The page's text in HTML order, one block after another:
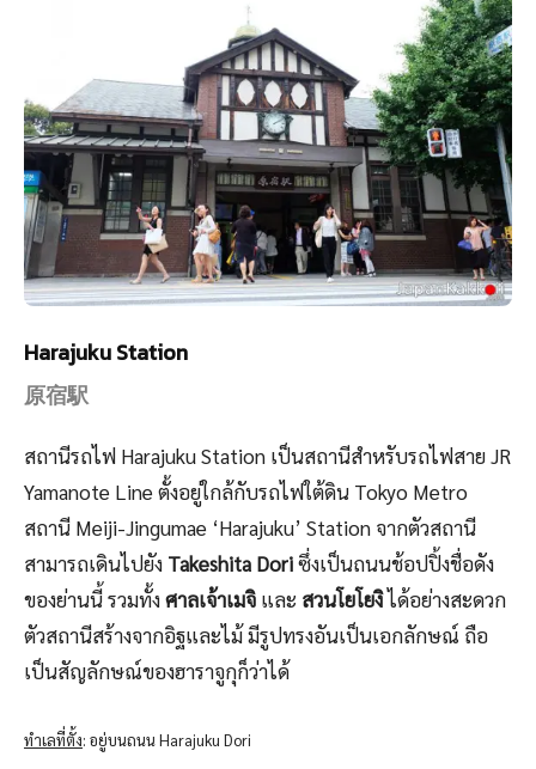
Harajuku Station
原宿駅
สถานีรถไฟ Harajuku Station เป็นสถานีสำหรับรถไฟสาย JR
Yamanote Line ตั้งอยู่ใกล้กับรถไฟใต้ดิน Tokyo Metro
สถานี Meiji-Jingumae ‘Harajuku’ Station จากตัวสถานี
สามารถเดินไปยัง Takeshita Doriซึ่งเป็นถนนช้อปปิ้งชื่อดัง
ของย่านนี้ รวมทั้งศาลเจ้าเมจิ และ สวนโยโยงิได้อย่างสะดวก
ตัวสถานีสร้างจากอิฐและไม้ มีรูปทรงอันเป็นเอกลักษณ์ ถือ
เป็นสัญลักษณ์ของฮาราจูกุก็ว่าได้
ทำเลที่ตั้ง: อยู่บนถนน Harajuku Dori